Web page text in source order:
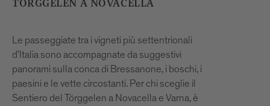
TÖRGGELEN A NOVACELLA
Le passeggiate tra i vigneti più settentrionali
d’Italia sono accompagnate da suggestivi
panorami sulla conca di Bressanone, i boschi, i
paesini e le vette circostanti. Per chi sceglie il
Sentiero del Törggelen a Novacella e Varna, è